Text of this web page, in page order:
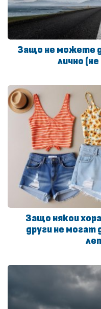
Защо не можете
лично (не
Защо някои
други не могат